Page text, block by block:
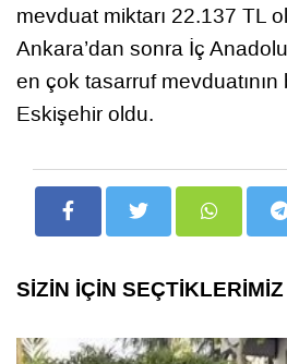
mevduat miktarı 22.137 TL
Ankara’dan sonra İç
en çok tasarruf
Eskişehir oldu.
SİZİN İÇİN SEÇTİKLERİMİZ